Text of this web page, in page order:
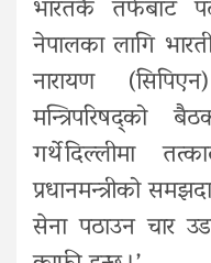
भारतकै तर्फबाट
नेपालका लागि
नारायण
मन्त्रिपरिषद्को
गर्थे दिल्लीमा
प्रधानमन्त्रीको
सेना पठाउन चार